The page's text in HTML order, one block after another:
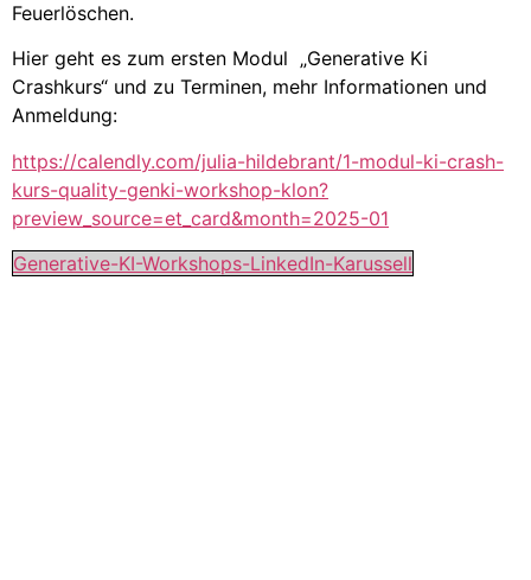
Feuerlöschen.
Hier geht es zum ersten Modul „Generative Ki
Crashkurs“ und zu Terminen, mehr Informationen und
Anmeldung:
https://calendly.com/julia-hildebrant/1-modul-ki-crash-
kurs-quality-genki-workshop-klon?
preview_source=et_card&month=2025-01
Generative-KI-Workshops-LinkedIn-Karussell